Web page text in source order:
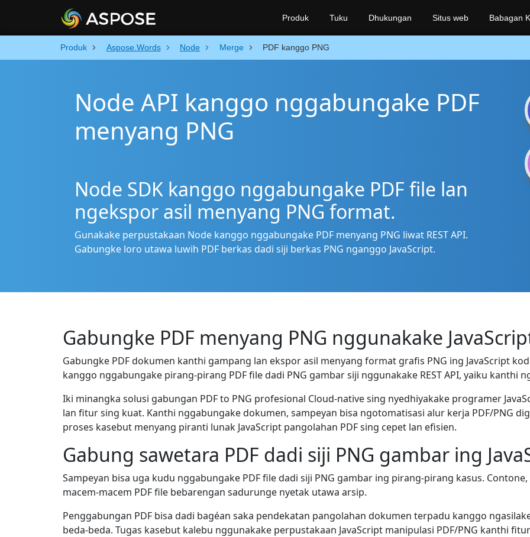
Produk Aspose.Words Node Merge PDF kanggo PNG
Node API kanggo nggabungake PDF
menyang PNG
Node SDK kanggo nggabungake PDF file lan
ngekspor asil menyang PNG format.
Gunakake perpustakaan Node kanggo nggabungake PDF menyang PNG liwat REST API.
Gabungke loro utawa luwih PDF berkas dadi siji berkas PNG nganggo JavaScript.
Gabungke PDF menyang PNG nggunakake
Gabungke PDF dokumen kanthi gampang lan ekspor asil menyang format grafis PNG ing JavaScript
kanggo nggabungake pirang-pirang PDF file dadi PNG gambar siji nggunakake REST API, yaiku kanthi
Iki minangka solusi gabungan PDF to PNG profesional Cloud-native sing nyedhiyakake programer
lan fitur sing kuat. Kanthi nggabungake dokumen, sampeyan bisa ngotomatisasi alur kerja PDF/PNG
proses kasebut menyang piranti lunak JavaScript pangolahan PDF sing cepet lan efisien.
Gabung sawetara PDF dadi siji PNG gambar ing
Sampeyan bisa uga kudu nggabungake PDF file dadi siji PNG gambar ing pirang-pirang kasus.
macem-macem PDF file bebarengan sadurunge nyetak utawa arsip.
Penggabungan PDF bisa dadi bagéan saka pendekatan pangolahan dokumen terpadu kanggo
beda-beda. Tugas kasebut kalebu nggunakake perpustakaan JavaScript manipulasi PDF/PNG kanthi
Produk Tuku Dhukungan Situs web Babagan